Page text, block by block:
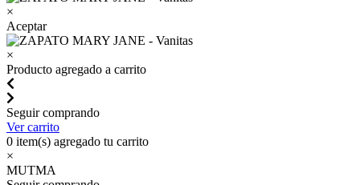
×
Aceptar
×
Producto agregado a carrito
Seguir comprando
Ver carrito
0 item(s) agregado tu carrito
×
MUTMA